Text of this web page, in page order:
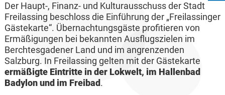
Der Haupt-, Finanz- und Kulturausschuss der Stadt
Freilassing beschloss die Einführung der „Freilassinger
Gästekarte“. Übernachtungsgäste profitieren von
Ermäßigungen bei bekannten Ausflugszielen im
Berchtesgadener Land und im angrenzenden
Salzburg. In Freilassing gelten mit der Gästekarte
ermäßigte Eintritte in der Lokwelt, im Hallenbad
Badylon und im Freibad .